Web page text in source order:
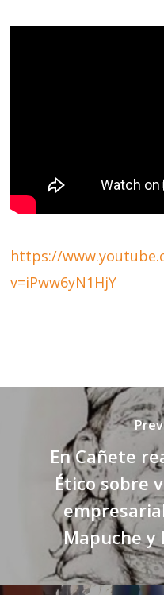
https://
v=iPww6yN1HjY
En Cañete
Ético sobre
Mapuche